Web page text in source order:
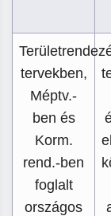
tervekben,
Méptv.-
ben és
Korm.
rend.-ben
foglalt
országos